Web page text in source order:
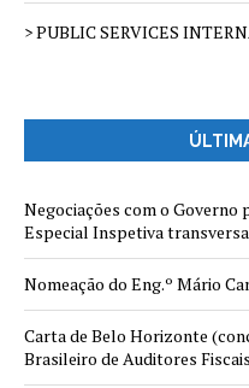
> PUBLIC SERVICES
Negociações com o Governo
Especial Inspetiva
Nomeação do Eng.º Mário
Carta de Belo Horizonte
Brasileiro de Auditores